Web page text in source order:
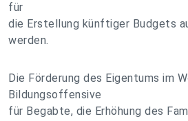
für
die Erstellung künftiger Budgets
werden.
Die Förderung des Eigentums im
Bildungsoffensive
für Begabte, die Erhöhung des